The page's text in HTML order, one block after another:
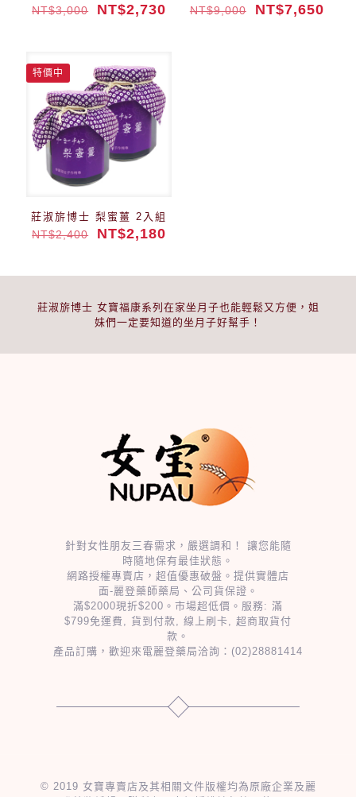
NT$3,000 NT$2,730 NT$9,000 NT$7,650
特價中
莊淑旂博士 梨蜜薑 2入組
NT$2,400 NT$2,180
莊淑旂博士 女寶福康系列在家坐月子也能輕鬆又方便，姐
妹們一定要知道的坐月子好幫手！
針對女性朋友三春需求，嚴選調和！ 讓您能隨
時隨地保有最佳狀態。
網路授權專賣店，超值優惠破盤。提供實體店
面-麗登藥師藥局、公司貨保證。
滿$2000現折$200。市場超低價。服務: 滿
$799免運費, 貨到付款, 線上刷卡, 超商取貨付
款。
產品訂購，歡迎來電麗登藥局洽詢： (02)28881414
© 2019 女寶專賣店及其相關文件版權均為原廠企業及麗